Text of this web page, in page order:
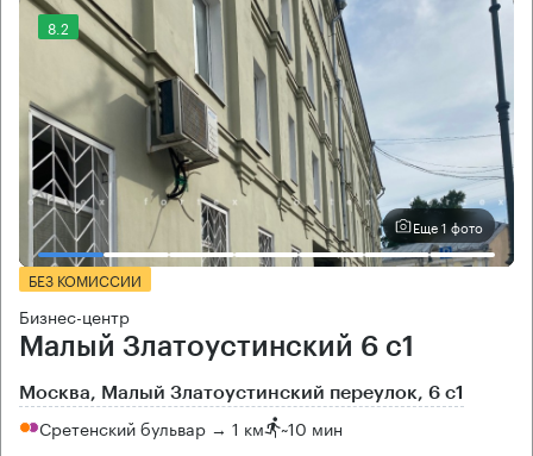
8.2
Еще 1 фото
БЕЗ КОМИССИИ
Бизнес-центр
Малый Златоустинский 6 с1
Москва, Малый Златоустинский переулок, 6 с1
Сретенский бульвар → 1 км ~10 мин